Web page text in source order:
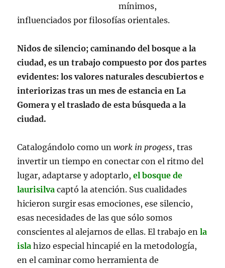
mínimos,
influenciados por filosofías orientales.
Nidos de silencio; caminando del bosque a la
ciudad, es un trabajo compuesto por dos partes
evidentes: los valores naturales descubiertos e
interiorizas tras un mes de estancia en La
Gomera y el traslado de esta búsqueda a la
ciudad.
Catalogándolo como unwork in progess, tras
invertir un tiempo en conectar con el ritmo del
lugar, adaptarse y adoptarlo, el bosque de
laurisilva captó la atención. Sus cualidades
hicieron surgir esas emociones, ese silencio,
esas necesidades de las que sólo somos
conscientes al alejarnos de ellas. El trabajo enla
isla hizo especial hincapié en la metodología,
en el caminar como herramienta de